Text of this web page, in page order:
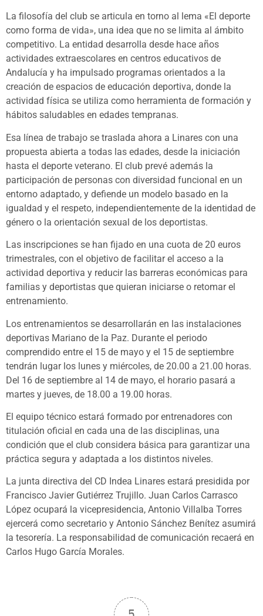
La filosofía del club se articula en torno al lema «El deporte
como forma de vida», una idea que no se limita al ámbito
competitivo. La entidad desarrolla desde hace años
actividades extraescolares en centros educativos de
Andalucía y ha impulsado programas orientados a la
creación de espacios de educación deportiva, donde la
actividad física se utiliza como herramienta de formación y
hábitos saludables en edades tempranas.
Esa línea de trabajo se traslada ahora a Linares con una
propuesta abierta a todas las edades, desde la iniciación
hasta el deporte veterano. El club prevé además la
participación de personas con diversidad funcional en un
entorno adaptado, y defiende un modelo basado en la
igualdad y el respeto, independientemente de la identidad de
género o la orientación sexual de los deportistas.
Las inscripciones se han fijado en una cuota de 20 euros
trimestrales, con el objetivo de facilitar el acceso a la
actividad deportiva y reducir las barreras económicas para
familias y deportistas que quieran iniciarse o retomar el
entrenamiento.
Los entrenamientos se desarrollarán en las instalaciones
deportivas Mariano de la Paz. Durante el periodo
comprendido entre el 15 de mayo y el 15 de septiembre
tendrán lugar los lunes y miércoles, de 20.00 a 21.00 horas.
Del 16 de septiembre al 14 de mayo, el horario pasará a
martes y jueves, de 18.00 a 19.00 horas.
El equipo técnico estará formado por entrenadores con
titulación oficial en cada una de las disciplinas, una
condición que el club considera básica para garantizar una
práctica segura y adaptada a los distintos niveles.
La junta directiva del CD Indea Linares estará presidida por
Francisco Javier Gutiérrez Trujillo. Juan Carlos Carrasco
López ocupará la vicepresidencia, Antonio Villalba Torres
ejercerá como secretario y Antonio Sánchez Benítez asumirá
la tesorería. La responsabilidad de comunicación recaerá en
Carlos Hugo García Morales.